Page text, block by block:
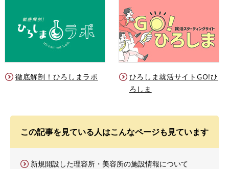
徹底解剖！ひろしまラボ
ひろしま就活サイトGO!ひ
ろしま
この記事を見ている人はこんなページも見ています
新規開設した理容所・美容所の施設情報について